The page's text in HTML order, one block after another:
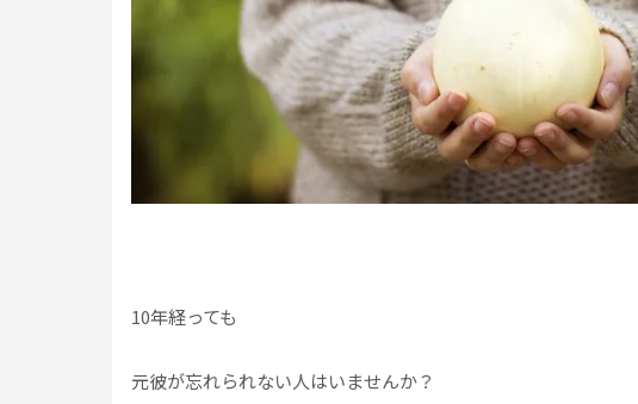
10年経っても
元彼が忘れられない人はいませんか？